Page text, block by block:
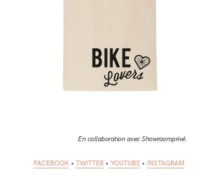
En collaboration avec Showroomprivé.
FACEBOOK • TWITTER • YOUTUBE • INSTAGRAM